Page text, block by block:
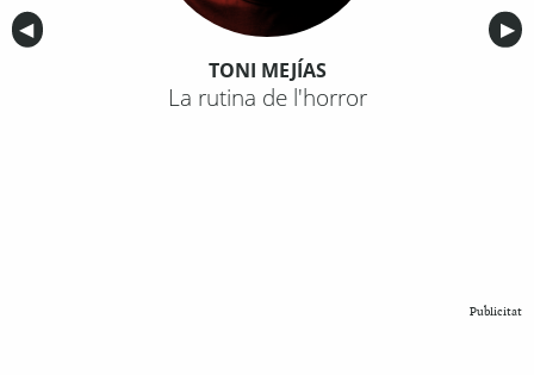
Anterior
◀︎ ▶︎
TONI MEJÍAS
La rutina de l'horror
Publicitat